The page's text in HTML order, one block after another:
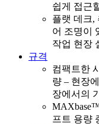
쉽게 접근
플랫 데크,
어 조명이
작업 현장
규격
컴팩트한
량 – 현장
장에서의
프트 용량